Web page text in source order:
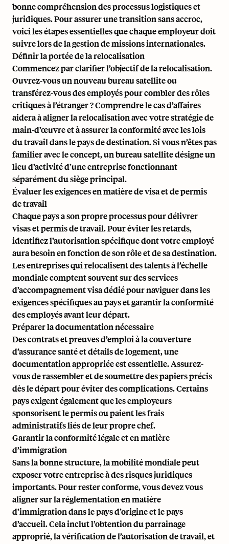
bonne compréhension des processus logistiques et
juridiques. Pour assurer une transition sans accroc,
voici les étapes essentielles que chaque employeur doit
suivre lors de la gestion de missions internationales.
Définir la portée de la relocalisation
Commencez par clarifier l’objectif de la relocalisation.
Ouvrez-vous un nouveau bureau satellite ou
transférez-vous des employés pour combler des rôles
critiques à l’étranger ? Comprendre le cas d’affaires
aidera à aligner la relocalisation avec votre stratégie de
main-d’œuvre et à assurer la conformité avec les lois
du travail dans le pays de destination. Si vous n’êtes pas
familier avec le concept, unbureau satellitedésigne un
lieu d’activité d’une entreprise fonctionnant
séparément du siège principal.
Évaluer les exigences en matière de visa et de permis
de travail
Chaque pays a son propre processus pour délivrer
visas et permis de travail. Pour éviter les retards,
identifiez l’autorisation spécifique dont votre employé
aura besoin en fonction de son rôle et de sa destination.
Les entreprises qui relocalisent des talents à l’échelle
mondiale comptent souvent sur des services
d’accompagnement visa dédiépour naviguer dansles
exigences spécifiques au payset garantir la conformité
des employés avant leur départ.
Préparer la documentation nécessaire
Des contrats et preuves d’emploi à la couverture
d’assurance santé et détails de logement, une
documentation appropriée est essentielle. Assurez-
vous de rassembler et de soumettre des papiers précis
dès le départ pour éviter des complications. Certains
pays exigent également que les employeurs
sponsorisent le permis ou paient les frais
administratifs liés de leur propre chef.
Garantir la conformité légale et en matière
d’immigration
Sans la bonne structure, la mobilité mondiale peut
exposer votre entreprise à des risques juridiques
importants. Pour rester conforme, vous devez vous
aligner sur la réglementation en matière
d’immigration dans le pays d’origine et le pays
d’accueil. Cela inclut l’obtention du parrainage
approprié, la vérification de l’autorisation de travail, et